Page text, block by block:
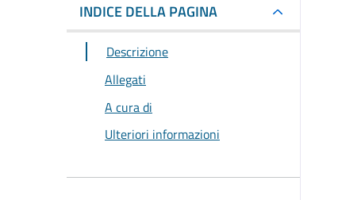
INDICE DELLA PAGINA
Descrizione
Allegati
A cura di
Ulteriori informazioni